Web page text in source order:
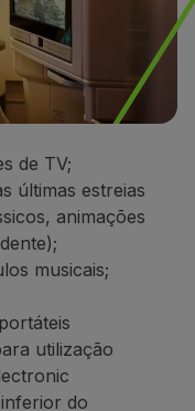
de TV;
últimas estreias
animações
musicais;
utilização
do